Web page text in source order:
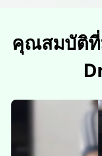
คุณสมบัติ